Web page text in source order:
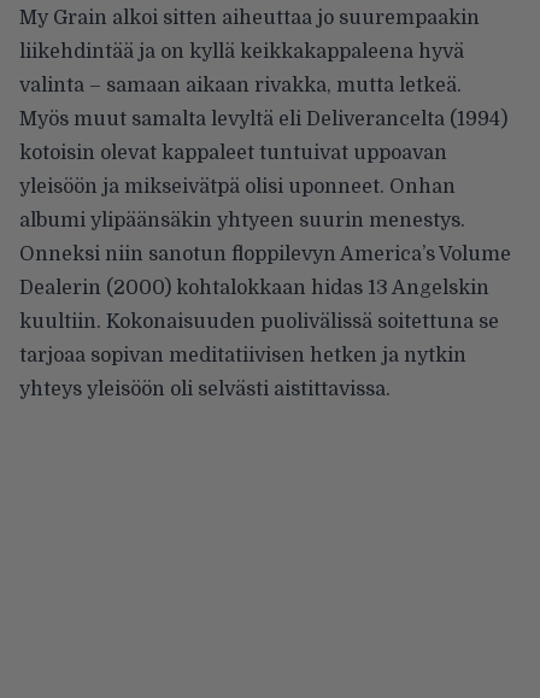
My Grain alkoi sitten aiheuttaa jo suurempaakin
liikehdintää ja on kyllä keikkakappaleena hyvä
valinta – samaan aikaan rivakka, mutta letkeä.
Myös muut samalta levyltä eli Deliverancelta (1994)
kotoisin olevat kappaleet tuntuivat uppoavan
yleisöön ja mikseivätpä olisi uponneet. Onhan
albumi ylipäänsäkin yhtyeen suurin menestys.
Onneksi niin sanotun floppilevyn America’s Volume
Dealerin (2000) kohtalokkaan hidas 13 Angelskin
kuultiin. Kokonaisuuden puolivälissä soitettuna se
tarjoaa sopivan meditatiivisen hetken ja nytkin
yhteys yleisöön oli selvästi aistittavissa.